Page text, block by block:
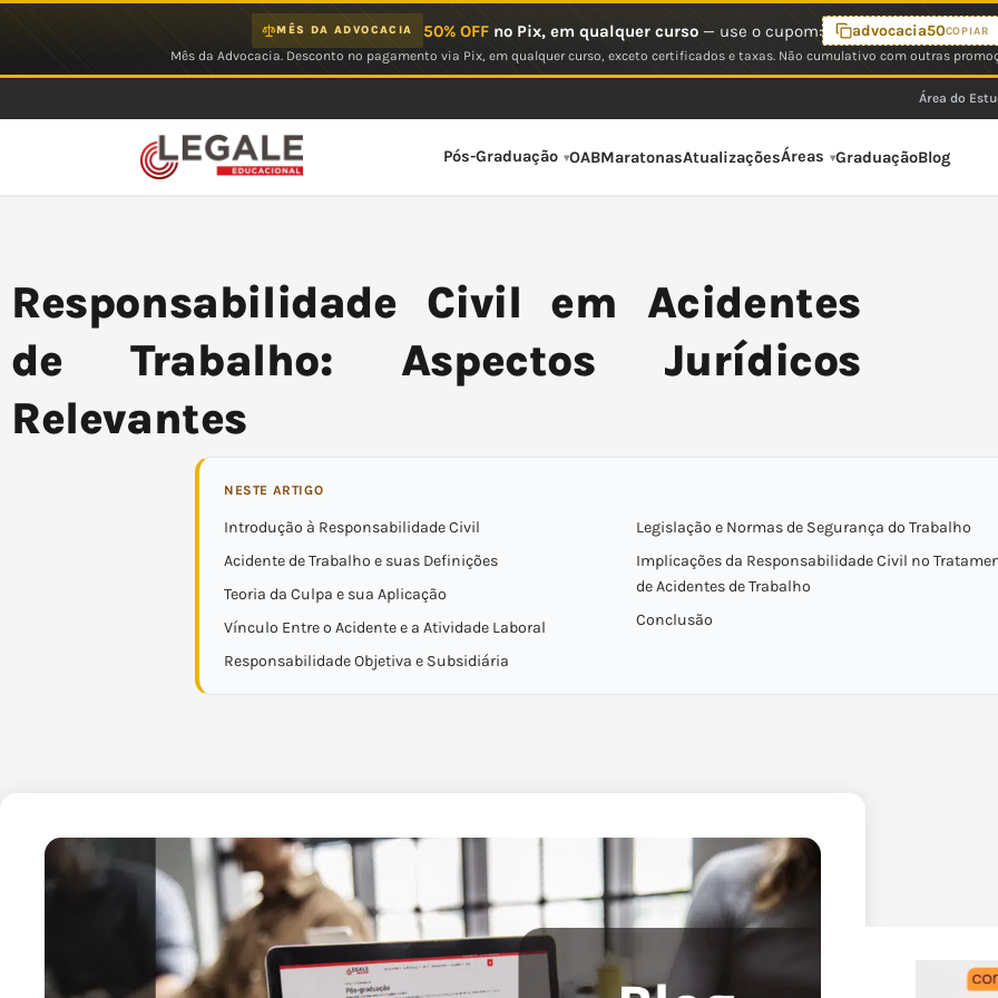
MÊS DA ADVOCACIA 50% OFFno Pix, em qualquer curso— use o cupom: advocacia50COPIAR
Mês da Advocacia. Desconto no pagamento via Pix, em qualquer curso, exceto certificados e taxas. Não cumulativo com outras
Área do
Pós-Graduação OABMaratonasAtualizaçõesÁreas GraduaçãoBlog
Responsabilidade Civil em Acidentes
de Trabalho: Aspectos Jurídicos
Relevantes
NESTE ARTIGO
Introdução à Responsabilidade Civil
Acidente de Trabalho e suas Definições
Teoria da Culpa e sua Aplicação
Vínculo Entre o Acidente e a Atividade Laboral
Responsabilidade Objetiva e Subsidiária
Legislação e Normas de Segurança do Trabalho
Implicações da Responsabilidade Civil no
de Acidentes de Trabalho
Conclusão